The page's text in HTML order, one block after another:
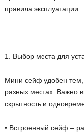
правила эксплуатации.
1. Выбор места для
Мини сейф удобен тем,
разных местах. Важно
скрытность и
• Встроенный сейф –